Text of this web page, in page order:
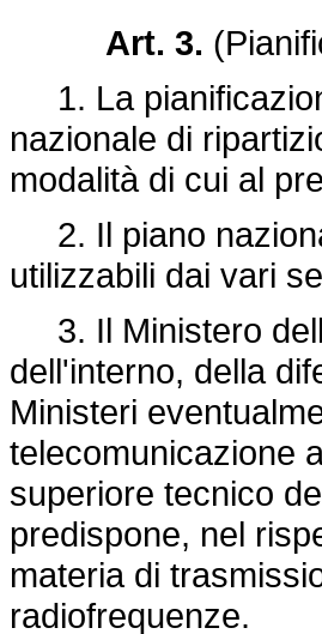
Art. 3.
1. La
nazionale di
modalità di cui al
2. Il piano
utilizzabili dai vari
3. Il Ministero
dell'interno, della
Ministeri
telecomunicazione
superiore tecnico
predispone, nel
materia di
radiofrequenze.